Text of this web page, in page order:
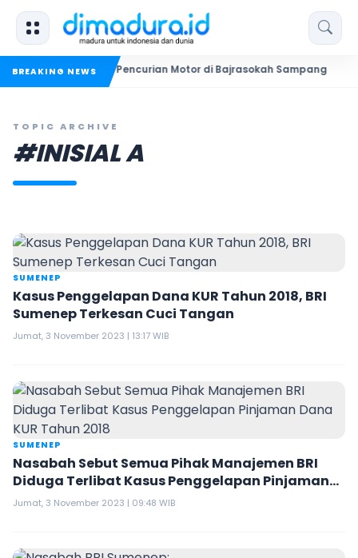
BREAKING NEWS
Dua Pelaku Pencurian Motor di Bajrasokah Sampang
TOPIC ARCHIVE
#INISIAL A
SUMENEP
Kasus Penggelapan Dana KUR Tahun 2018, BRI
Sumenep Terkesan Cuci Tangan
Jumat, 3 November 2023 | 13:17 WIB
SUMENEP
Nasabah Sebut Semua Pihak Manajemen BRI
Diduga Terlibat Kasus Penggelapan Pinjaman
Dana KUR Tahun 2018
Jumat, 3 November 2023 | 09:48 WIB